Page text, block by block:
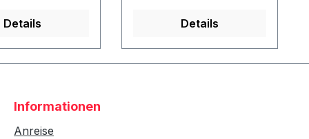
Details Details
Informationen
Anreise